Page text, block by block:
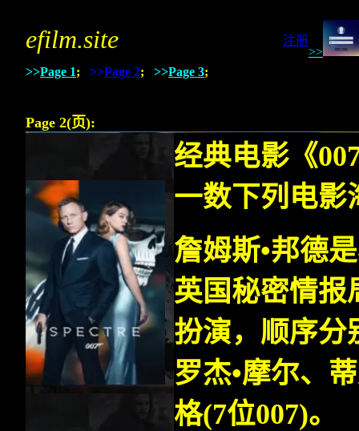
efilm.site
注册
>>
>>Page 1; >>Page 2; >>Page 3;
Page 2(页):
经典电影《
一数下列电影
詹姆斯•邦德
英国秘密情报
扮演，顺序分
罗杰•摩尔、
格(7位007)。